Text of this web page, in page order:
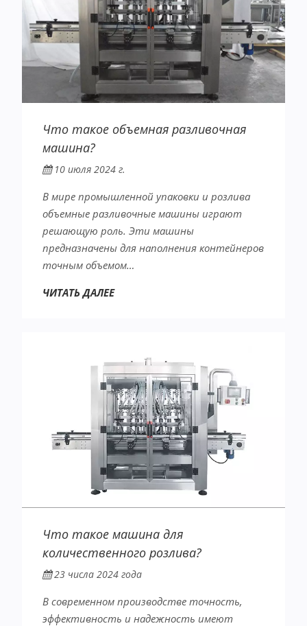
Что такое объемная разливочная
машина?
10 июля 2024 г.
В мире промышленной упаковки и розлива
объемные разливочные машины играют
решающую роль. Эти машины
предназначены для наполнения контейнеров
точным объемом…
ЧИТАТЬ ДАЛЕЕ
Что такое машина для
количественного розлива?
23 числа 2024 года
В современном производстве точность,
эффективность и надежность имеют